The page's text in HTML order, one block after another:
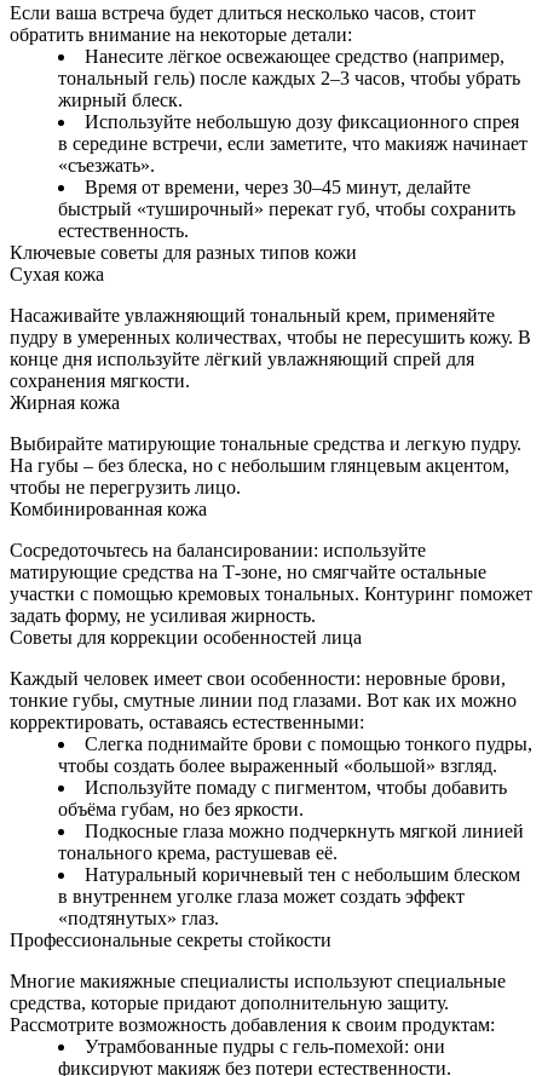
Если ваша встреча будет длиться несколько часов, стоит
обратить внимание на некоторые детали:
Нанесите лёгкое освежающее средство (например,
тональный гель) после каждых 2–3 часов, чтобы убрать
жирный блеск.
Используйте небольшую дозу фиксационного спрея
в середине встречи, если заметите, что макияж начинает
«съезжать».
Время от времени, через 30–45 минут, делайте
быстрый «туширочный» перекат губ, чтобы сохранить
естественность.
Ключевые советы для разных типов кожи
Сухая кожа
Насаживайте увлажняющий тональный крем, применяйте
пудру в умеренных количествах, чтобы не пересушить кожу. В
конце дня используйте лёгкий увлажняющий спрей для
сохранения мягкости.
Жирная кожа
Выбирайте матирующие тональные средства и легкую пудру.
На губы – без блеска, но с небольшим глянцевым акцентом,
чтобы не перегрузить лицо.
Комбинированная кожа
Сосредоточьтесь на балансировании: используйте
матирующие средства на T‑зоне, но смягчайте остальные
участки с помощью кремовых тональных. Контуринг поможет
задать форму, не усиливая жирность.
Советы для коррекции особенностей лица
Каждый человек имеет свои особенности: неровные брови,
тонкие губы, смутные линии под глазами. Вот как их можно
корректировать, оставаясь естественными:
Слегка поднимайте брови с помощью тонкого пудры,
чтобы создать более выраженный «большой» взгляд.
Используйте помаду с пигментом, чтобы добавить
объёма губам, но без яркости.
Подкосные глаза можно подчеркнуть мягкой линией
тонального крема, растушевав её.
Натуральный коричневый тен с небольшим блеском
в внутреннем уголке глаза может создать эффект
«подтянутых» глаз.
Профессиональные секреты стойкости
Многие макияжные специалисты используют специальные
средства, которые придают дополнительную защиту.
Рассмотрите возможность добавления к своим продуктам:
Утрамбованные пудры с гель‑помехой: они
фиксируют макияж без потери естественности.